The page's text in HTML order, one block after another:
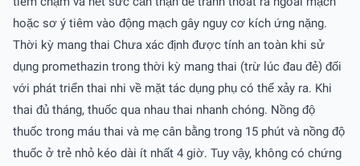
hoặc sơ ý tiêm vào động mạch gây nguy cơ kích ứng nặng.
Thời kỳ mang thai Chưa xác định được tính an toàn khi sử
dụng promethazin trong thời kỳ mang thai (trừ lúc đau đẻ) đối
với phát triển thai nhi về mặt tác dụng phụ có thể xảy ra. Khi
thai đủ tháng, thuốc qua nhau thai nhanh chóng. Nồng độ
thuốc trong máu thai và mẹ cân bằng trong 15 phút và nồng độ
thuốc ở trẻ nhỏ kéo dài ít nhất 4 giờ. Tuy vậy, không có chứng